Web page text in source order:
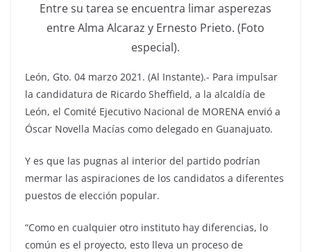
Entre su tarea se encuentra limar asperezas
entre Alma Alcaraz y Ernesto Prieto. (Foto
especial).
León, Gto. 04 marzo 2021. (Al Instante).- Para impulsar
la candidatura de Ricardo Sheffield, a la alcaldía de
León, el Comité Ejecutivo Nacional de MORENA envió a
Óscar Novella Macías como delegado en Guanajuato.
Y es que las pugnas al interior del partido podrían
mermar las aspiraciones de los candidatos a diferentes
puestos de elección popular.
“Como en cualquier otro instituto hay diferencias, lo
común es el proyecto, esto lleva un proceso de